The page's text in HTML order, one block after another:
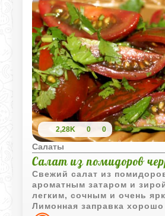
2,28K 0 0
Салаты
Салат из помидоров
Свежий салат из
ароматным затаром и
легким, сочным и очень
Лимонная заправка хорошо